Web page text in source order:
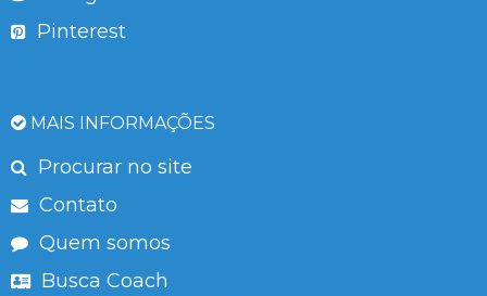
Pinterest
MAIS INFORMAÇÕES
Procurar no site
Contato
Quem somos
Busca Coach